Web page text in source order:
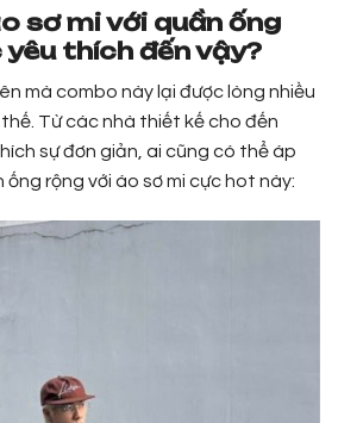
sơ mi với quần ống
thích đến vậy?
mà combo này lại được lòng nhiều
Từ các nhà thiết kế cho đến
sự đơn giản, ai cũng có thể áp
rộng với áo sơ mi cực hot này: